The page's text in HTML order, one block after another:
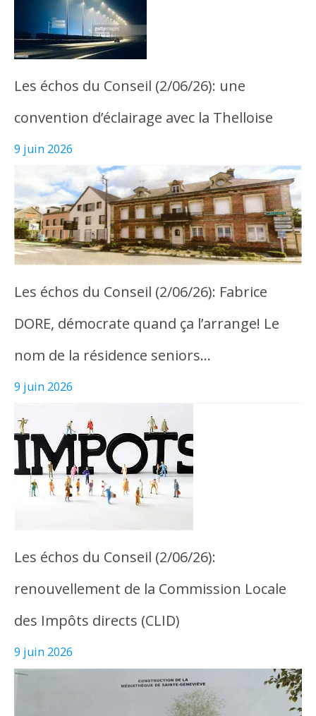
Les échos du Conseil (2/06/26): une
convention d’éclairage avec la Thelloise
9 juin 2026
Les échos du Conseil (2/06/26): Fabrice
DORE, démocrate quand ça l’arrange! Le
nom de la résidence seniors…
9 juin 2026
Les échos du Conseil (2/06/26):
renouvellement de la Commission Locale
des Impôts directs (CLID)
9 juin 2026